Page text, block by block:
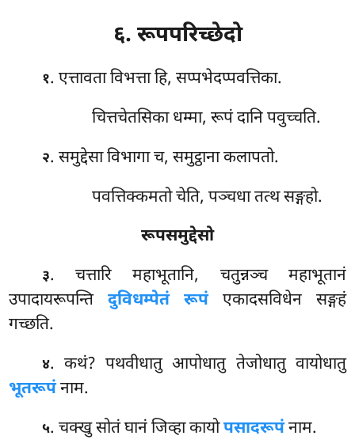
६. रूपपरिच्छेदो
१. एत्तावता विभत्ता हि, सप्पभेदप्पवत्तिका.
चित्तचेतसिका धम्मा, रूपं दानि पवुच्चति.
२. समुद्देसाविभागा च, समुट्ठाना कलापतो.
पवत्तिक्कमतो चेति, पञ्चधा तत्थ सङ्गहो.
रूपसमुद्देसो
३. चत्तारि महाभूतानि, चतुन्नञ्च महाभूतानं
उपादायरूपन्तिदुविधम्पेतं रूपंएकादसविधेन सङ्गहं
गच्छति.
४. कथं? पथवीधातु आपोधातु तेजोधातु वायोधातु
भूतरूपंनाम.
५. चक्खु सोतं घानं जिव्हा कायोपसादरूपंनाम.